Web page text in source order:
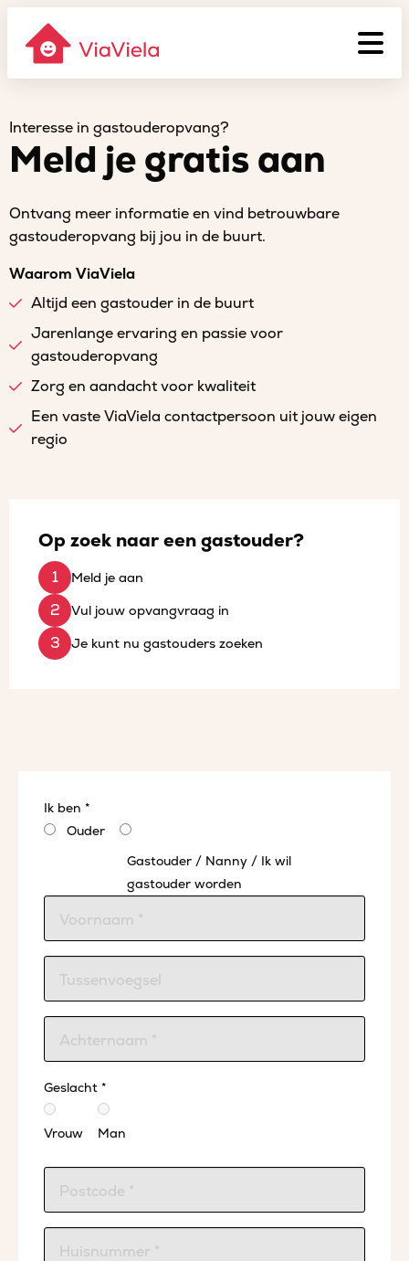
Interesse in gastouderopvang?
Meld je gratis aan
Ontvang meer informatie en vind betrouwbare
gastouderopvang bij jou in de buurt.
Waarom ViaViela
Altijd een gastouder in de buurt
Jarenlange ervaring en passie voor
gastouderopvang
Zorg en aandacht voor kwaliteit
Een vaste ViaViela contactpersoon uit jouw eigen
regio
Op zoek naar een gastouder?
Meld je aan
Vul jouw opvangvraag in
Je kunt nu gastouders zoeken
Ik ben *
Ouder
Gastouder / Nanny / Ik wil
gastouder worden
Geslacht *
Vrouw Man